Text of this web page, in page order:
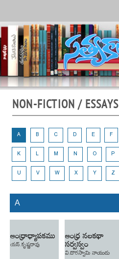
NON-FICTION / ESSAYS
A B C D E F
K L M N O P
U V W X Y Z
A
ఆంధ్రాధ్యాపకము
యస్.కృష్ణరావు
ఆంధ్ర నలకథా
సర్వస్వం
వి.దొరస్వామి నాయుడు